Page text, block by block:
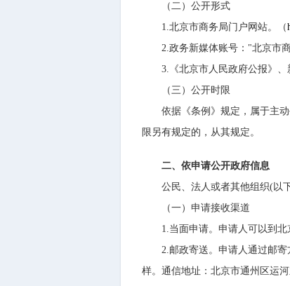
（二）公开形式
1.北京市商务局门户网站。 （
2.政务新媒体账号："北京市商
3.《北京市人民政府公报》、
（三）公开时限
依据《条例》规定，属于主动
限另有规定的，从其规定。
二、依申请公开政府信息
公民、法人或者其他组织(以
（一）申请接收渠道
1.当面申请。申请人可以到北
2.邮政寄送。申请人通过邮寄方
样。通信地址：北京市通州区运